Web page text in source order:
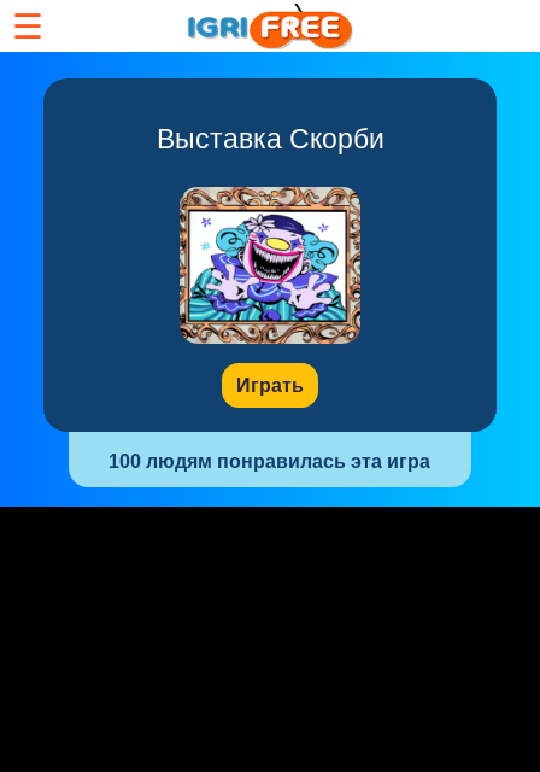
☰
Выставка Скорби
Играть
100 людям понравилась эта игра